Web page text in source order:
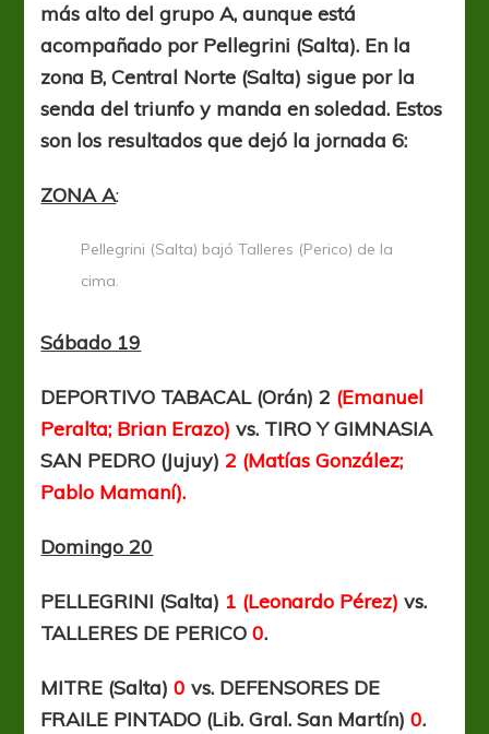
A,
Central
(Salta)
está
más alto del grupo A, aunque está
acompañado por Pellegrini (Salta). En la
zona B, Central Norte (Salta) sigue por la
senda del triunfo y manda en soledad. Estos
son los resultados que dejó la jornada 6:
ZONA A:
Pellegrini (Salta) bajó Talleres (Perico) de la
cima.
Sábado 19
DEPORTIVO TABACAL (Orán) 2 (Emanuel
Peralta; Brian Erazo) vs. TIRO Y GIMNASIA
SAN PEDRO (Jujuy) 2 (Matías González;
Pablo Mamaní).
Domingo 20
PELLEGRINI (Salta) 1 (Leonardo Pérez) vs.
TALLERES DE PERICO0.
MITRE (Salta)0 vs. DEFENSORES DE
FRAILE PINTADO (Lib. Gral. San Martín)0.